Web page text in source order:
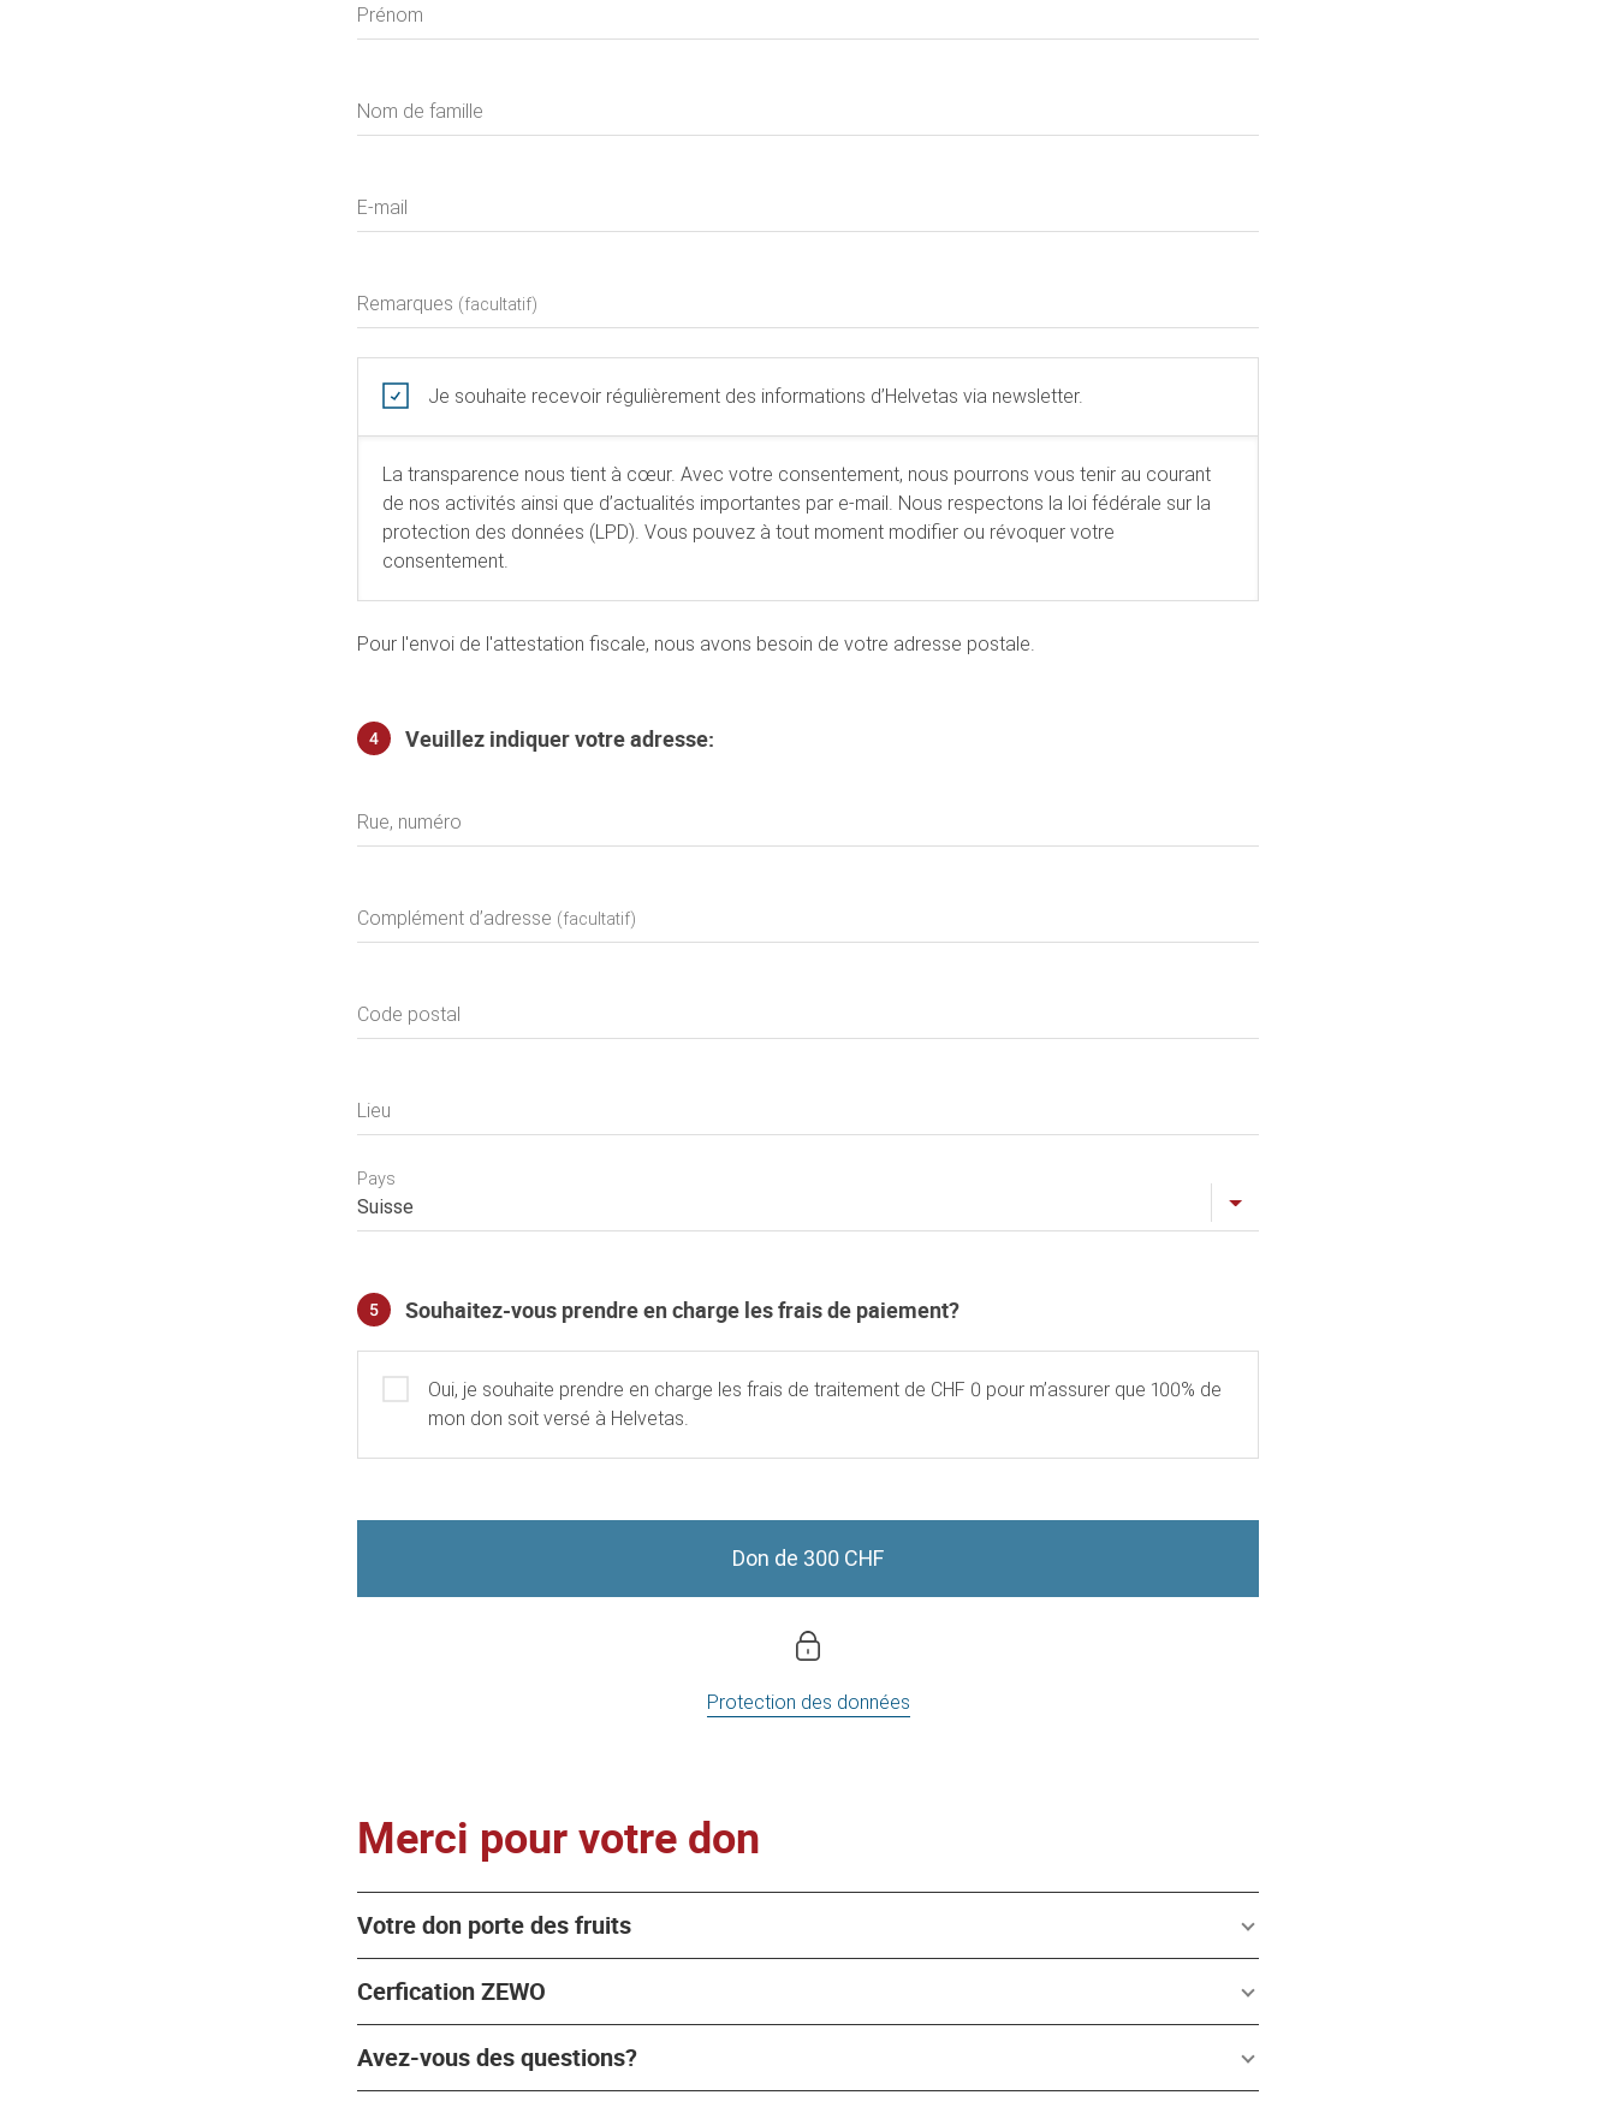
Prénom
Nom de famille
E-mail
Remarques (facultatif)
Je souhaite recevoir régulièrement des informations d’Helvetas via newsletter.
La transparence nous tient à cœur. Avec votre consentement, nous pourrons vous tenir au courant
de nos activités ainsi que d’actualités importantes par e-mail. Nous respectons la loi fédérale sur la
protection des données (LPD). Vous pouvez à tout moment modifier ou révoquer votre
consentement.
Pour l'envoi de l'attestation fiscale, nous avons besoin de votre adresse postale.
4 Veuillez indiquer votre adresse:
Rue, numéro
Complément d’adresse (facultatif)
Code postal
Lieu
Pays
5 Souhaitez-vous prendre en charge les frais de paiement?
Oui, je souhaite prendre en charge les frais de traitement de CHF 0 pour m’assurer que 100% de
mon don soit versé à Helvetas.
Don de 300 CHF
Protection des données
Merci pour votre don
Votre don porte des fruits
Cerfication ZEWO
Avez-vous des questions?